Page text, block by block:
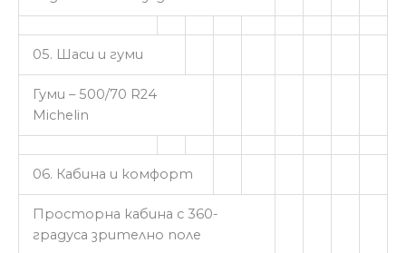
05. Шаси и гуми
Гуми – 500/70 R24
Michelin
06. Кабина и комфорт
Просторна кабина с 360-
градуса зрително поле